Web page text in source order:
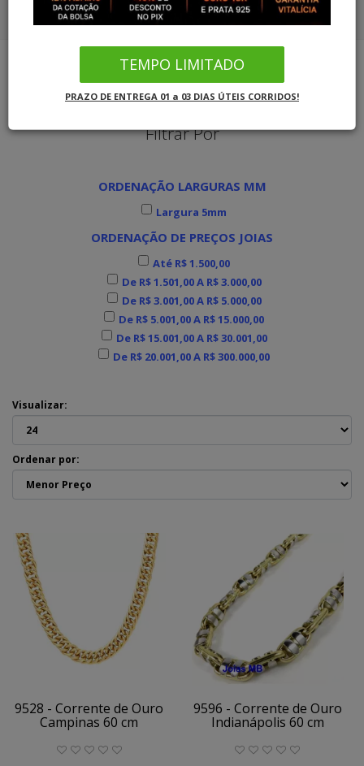
CORDÕES OURO 18KCOMBO ALIANÇAS OURO SOLITÁRIO
COMBO ALIANÇAS PRATA SOLITÁRIO
Filtrar Por
ORDENAÇÃO LARGURAS MM
Largura 5mm
ORDENAÇÃO DE PREÇOS JOIAS
Até R$ 1.500,00
De R$ 1.501,00 A R$ 3.000,00
De R$ 3.001,00 A R$ 5.000,00
De R$ 5.001,00 A R$ 15.000,00
De R$ 15.001,00 A R$ 30.001,00
De R$ 20.001,00 A R$ 300.000,00
Visualizar:
Ordenar por:
9528 - Corrente de Ouro
Campinas 60 cm
9596 - Corrente de Ouro
Indianápolis 60 cm
TEMPO LIMITADO
PRAZO DE ENTREGA 01 a 03 DIAS ÚTEIS CORRIDOS!